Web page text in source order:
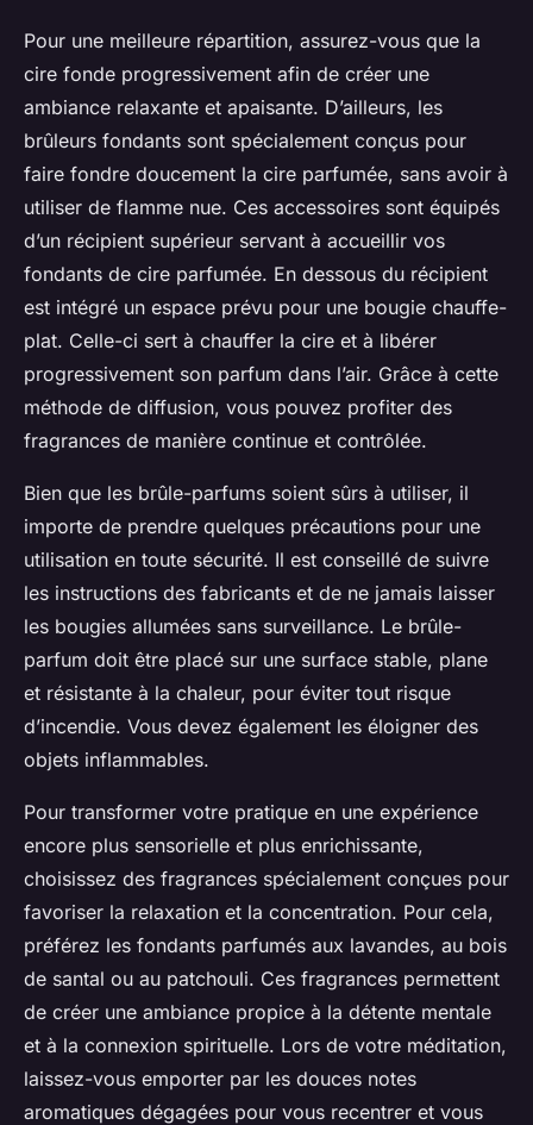
Pour une meilleure répartition, assurez-vous que la
cire fonde progressivement afin de créer une
ambiance relaxante et apaisante. D’ailleurs, les
brûleurs fondants sont spécialement conçus pour
faire fondre doucement la cire parfumée, sans avoir à
utiliser de flamme nue. Ces accessoires sont équipés
d’un récipient supérieur servant à accueillir vos
fondants de cire parfumée. En dessous du récipient
est intégré un espace prévu pour une bougie chauffe-
plat. Celle-ci sert à chauffer la cire et à libérer
progressivement son parfum dans l’air. Grâce à cette
méthode de diffusion, vous pouvez profiter des
fragrances de manière continue et contrôlée.
Bien que les brûle-parfums soient sûrs à utiliser, il
importe de prendre quelques précautions pour une
utilisation en toute sécurité. Il est conseillé de suivre
les instructions des fabricants et de ne jamais laisser
les bougies allumées sans surveillance. Le brûle-
parfum doit être placé sur une surface stable, plane
et résistante à la chaleur, pour éviter tout risque
d’incendie. Vous devez également les éloigner des
objets inflammables.
Pour transformer votre pratique en une expérience
encore plus sensorielle et plus enrichissante,
choisissez des fragrances spécialement conçues pour
favoriser la relaxation et la concentration. Pour cela,
préférez les fondants parfumés aux lavandes, au bois
de santal ou au patchouli. Ces fragrances permettent
de créer une ambiance propice à la détente mentale
et à la connexion spirituelle. Lors de votre méditation,
laissez-vous emporter par les douces notes
aromatiques dégagées pour vous recentrer et vous